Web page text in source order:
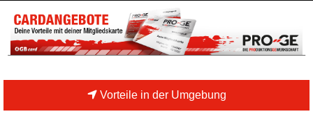
Vorteile in der Umgebung